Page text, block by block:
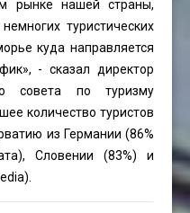
рынке нашей страны,
туристических
куда направляется
- сказал директор
совета по туризму
количество туристов
из Германии (86%
Словении (83%) и